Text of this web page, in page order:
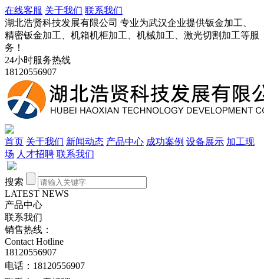
在线客服 关于我们 联系我们
湖北浩贤科技发展有限公司 专业为武汉企业提供钣金加工、
精密钣金加工、机箱机柜加工、机械加工、激光切割加工等服
务！
24小时服务热线
18120556907
首页 关于我们 新闻动态 产品中心 成功案例 设备展示 加工现
场 人才招聘 联系我们
搜索
LATEST NEWS
产品中心
联系我们
销售热线：
Contact Hotline
18120556907
电话：18120556907